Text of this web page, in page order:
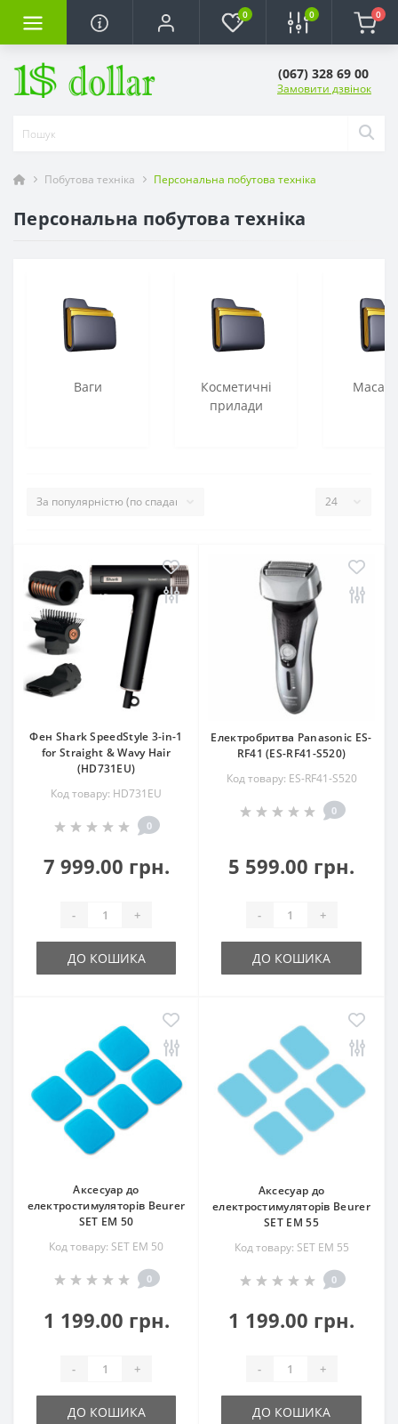
0 0 0
(067) 328 69 00
Замовити дзвінок
Побутова техніка Персональна побутова техніка
Персональна побутова техніка
Ваги
Косметичні
прилади
Фен Shark SpeedStyle 3-in-1
for Straight & Wavy Hair
(HD731EU)
Код товару: HD731EU
0
7 999.00 грн.
- +
ДО КОШИКА
Електробритва Panasonic ES-
RF41 (ES-RF41-S520)
Код товару: ES-RF41-S520
0
5 599.00 грн.
- +
ДО КОШИКА
Аксесуар до
електростимуляторів Beurer
SET EM 50
Код товару: SET EM 50
0
1 199.00 грн.
- +
ДО КОШИКА
Аксесуар до
електростимуляторів Beurer
SET EM 55
Код товару: SET EM 55
0
1 199.00 грн.
- +
ДО КОШИКА